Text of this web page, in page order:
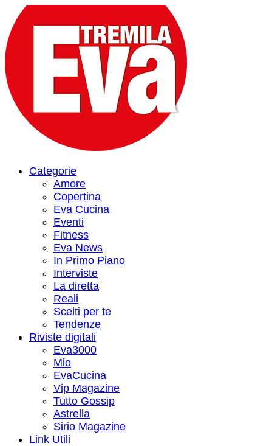
Categorie
Amore
Copertina
Eva Cucina
Eventi
Fitness
Eva News
In Primo Piano
Interviste
La diretta
Reali
Scelti per te
Tendenze
Riviste digitali
Eva3000
Mio
EvaCucina
Vip Magazine
Tutto Gossip
Astrella
Sirio Magazine
Link Utili